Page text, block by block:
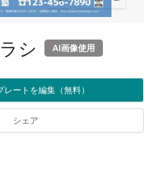
シ AI画像使用
レートを編集（無料）
シェア